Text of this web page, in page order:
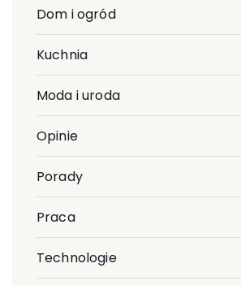
Dom i ogród
Kuchnia
Moda i uroda
Opinie
Porady
Praca
Technologie